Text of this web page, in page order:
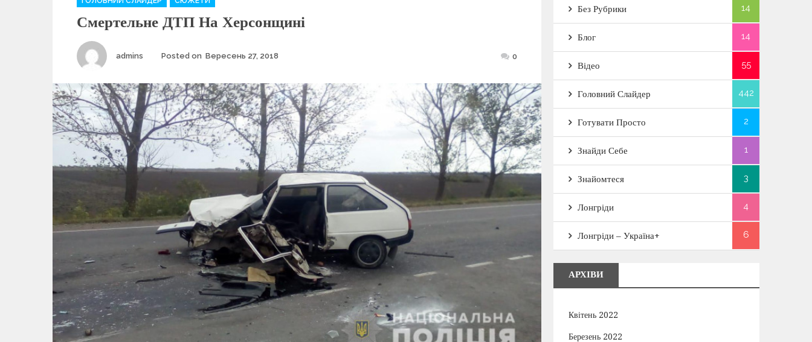
a
t
g
o
i
e
s
Смертельне ДТП На Херсонщині
Author
admins Posted on Вересень 27, 2018 0
Без Рубрики 14
Блог 14
Відео 55
Головний Слайдер 442
Готувати Просто 2
Знайди Себе 1
Знайомтеся 3
Лонгріди 4
Лонгріди – Україна+ 6
АРХІВИ
Квітень 2022
Березень 2022